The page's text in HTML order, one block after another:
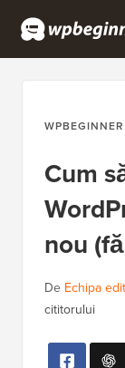
WPBEGINNER
Cum
nou
De Echipa
cititorului